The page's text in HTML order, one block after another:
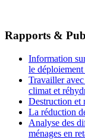
Rapports &
Information
le déploiement
Travailler
climat et
Destruction et
La réduction
Analyse des
ménages en